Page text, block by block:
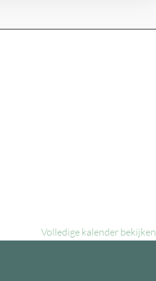
Volledige kalender bekijken